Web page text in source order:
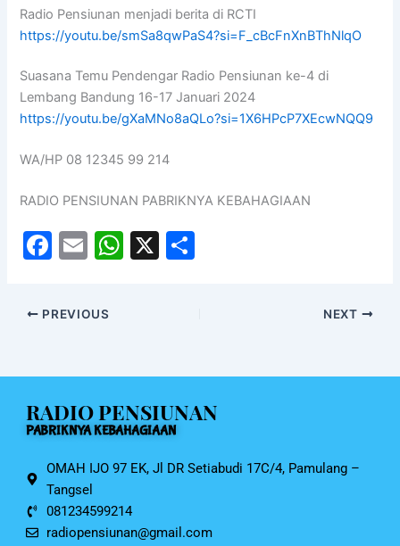
Radio Pensiunan menjadi berita di RCTI
https://youtu.be/smSa8qwPaS4?si=F_cBcFnXnBThNlqO
Suasana Temu Pendengar Radio Pensiunan ke-4 di
Lembang Bandung 16-17 Januari 2024
https://youtu.be/gXaMNo8aQLo?si=1X6HPcP7XEcwNQQ9
WA/HP 08 12345 99 214
RADIO PENSIUNAN PABRIKNYA KEBAHAGIAAN
F
c
e
o
o
k
E
ai
l
W
p
p
X
PREVIOUS NEXT
RADIO PENSIUNAN
PABRIKNYA KEBAHAGIAAN
OMAH IJO 97 EK, Jl DR Setiabudi 17C/4, Pamulang –
Tangsel
081234599214
radiopensiunan@gmail.com